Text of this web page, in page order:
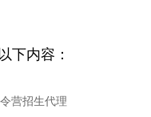
下内容：
营招生代理